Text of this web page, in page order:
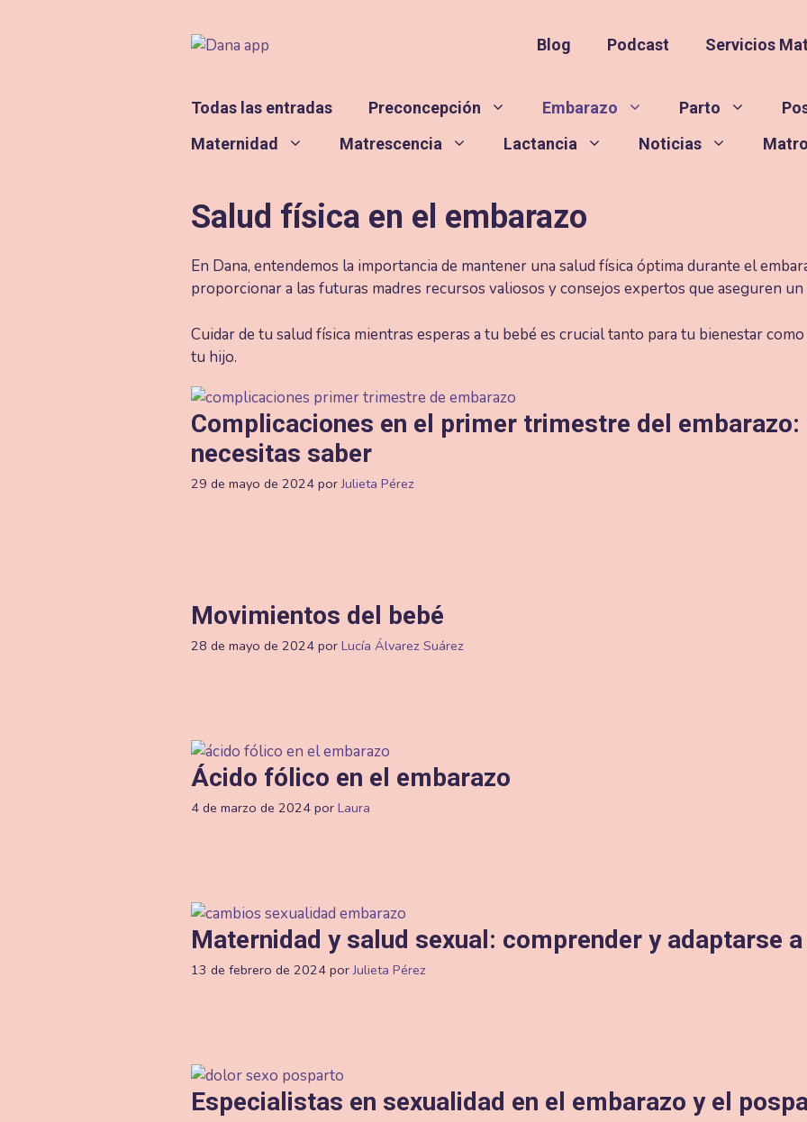
Blog Podcast Servicios
Todas las entradas Preconcepción Embarazo Parto
Maternidad
Matrescencia Lactancia Noticias
Salud física en el embarazo
En Dana, entendemos la importancia de mantener una salud física óptima durante el
proporcionar a las futuras madres recursos valiosos y consejos expertos que aseguren
Cuidar de tu salud física mientras esperas a tu bebé es crucial tanto para tu bienestar
tu hijo.
Complicaciones en el primer trimestre del embarazo:
necesitas saber
29 de mayo de 2024 porJulieta Pérez
Movimientos del bebé
28 de mayo de 2024 por Lucía Álvarez Suárez
Ácido fólico en el embarazo
4 de marzo de 2024 por Laura
Maternidad y salud sexual: comprender y adaptarse
13 de febrero de 2024 porJulieta Pérez
Especialistas en sexualidad en el embarazo y el